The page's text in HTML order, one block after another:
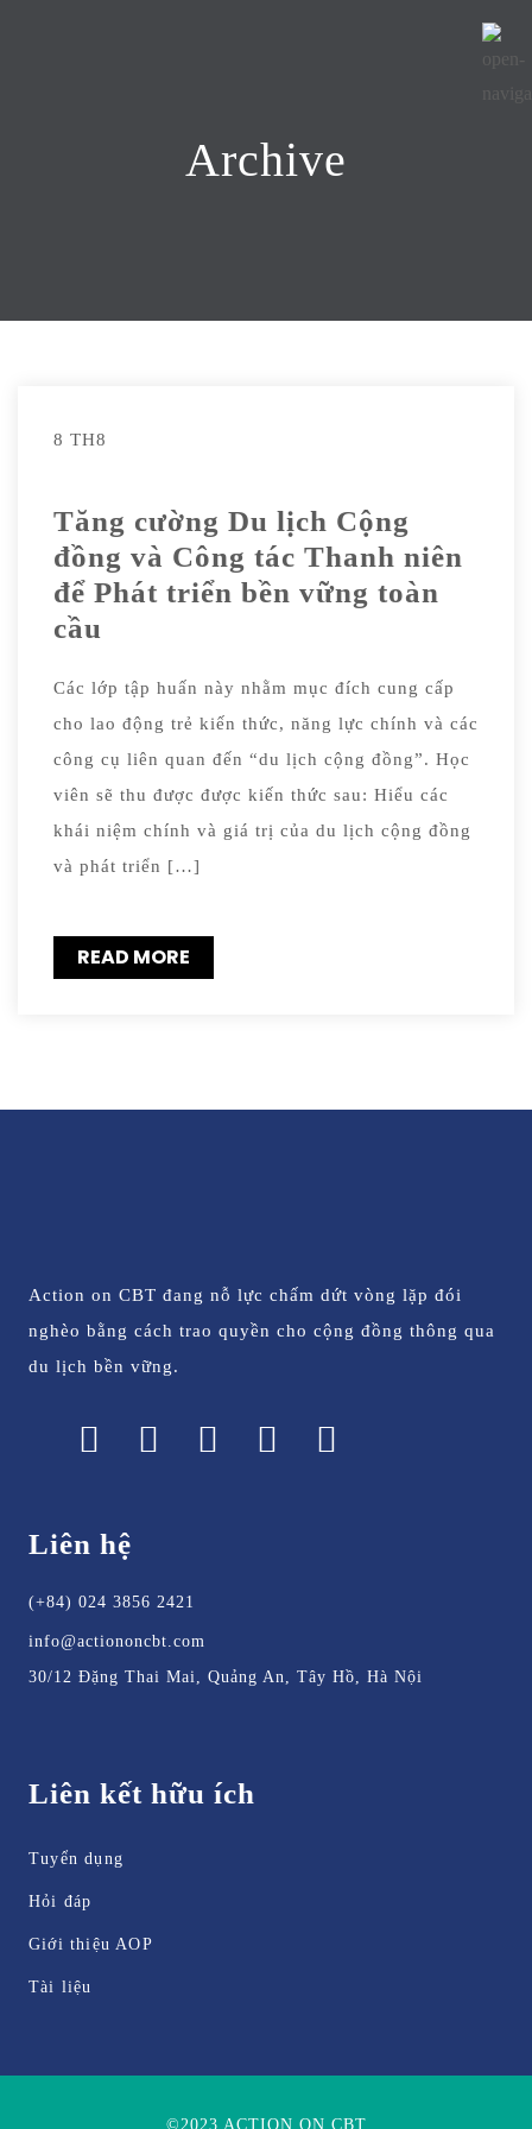
Archive
8 TH8
Tăng cường Du lịch Cộng
đồng và Công tác Thanh niên
để Phát triển bền vững toàn
cầu
Các lớp tập huấn này nhằm mục đích cung cấp
cho lao động trẻ kiến thức, năng lực chính và các
công cụ liên quan đến “du lịch cộng đồng”. Học
viên sẽ thu được được kiến thức sau: Hiểu các
khái niệm chính và giá trị của du lịch cộng đồng
và phát triển […]
READ MORE
Action on CBT đang nỗ lực chấm dứt vòng lặp đói
nghèo bằng cách trao quyền cho cộng đồng thông qua
du lịch bền vững.
Liên hệ
(+84) 024 3856 2421
info@actiononcbt.com
30/12 Đặng Thai Mai, Quảng An, Tây Hồ, Hà Nội
Liên kết hữu ích
Tuyển dụng
Hỏi đáp
Giới thiệu AOP
Tài liệu
©2023 ACTION ON CBT